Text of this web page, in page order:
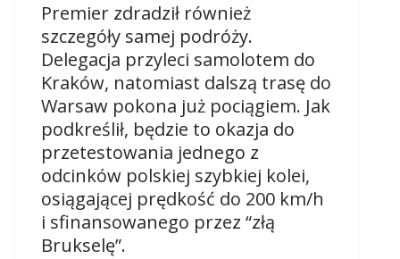
Premier zdradził również
szczegóły samej podróży.
Delegacja przyleci samolotem do
Kraków, natomiast dalszą trasę do
Warsaw pokona już pociągiem. Jak
podkreślił, będzie to okazja do
przetestowania jednego z
odcinków polskiej szybkiej kolei,
osiągającej prędkość do 200 km/h
i sfinansowanego przez “złą
Brukselę”.